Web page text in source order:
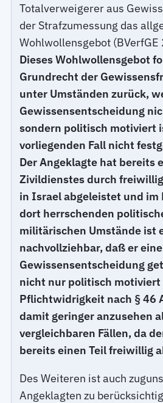
Totalverweigerer aus
der Strafzumessung das
Wohlwollensgebot
Dieses Wohlwollensgebot
Grundrecht der
unter Umständen zurück,
Gewissensentscheidung
sondern politisch motiviert
vorliegenden Fall nicht
Der Angeklagte hat bereits
Zivildienstes durch
in Israel abgeleistet und im
dort herrschenden
militärischen Umstände ist
nachvollziehbar, daß er eine
Gewissensentscheidung
nicht nur politisch motiviert
Pflichtwidrigkeit nach § 46
damit geringer anzusehen
vergleichbaren Fällen, da
bereits einen Teil freiwillig
Des Weiteren ist auch
Angeklagten zu